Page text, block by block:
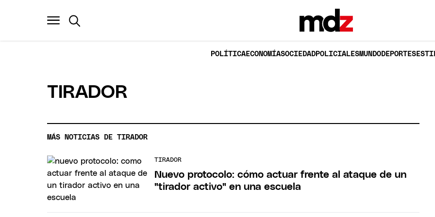
POLÍTICAECONOMÍASOCIEDADPOLICIALESMUNDODEPORTES
TIRADOR
MÁS NOTICIAS DE TIRADOR
TIRADOR
Nuevo protocolo: cómo actuar frente al ataque de un
"tirador activo" en una escuela